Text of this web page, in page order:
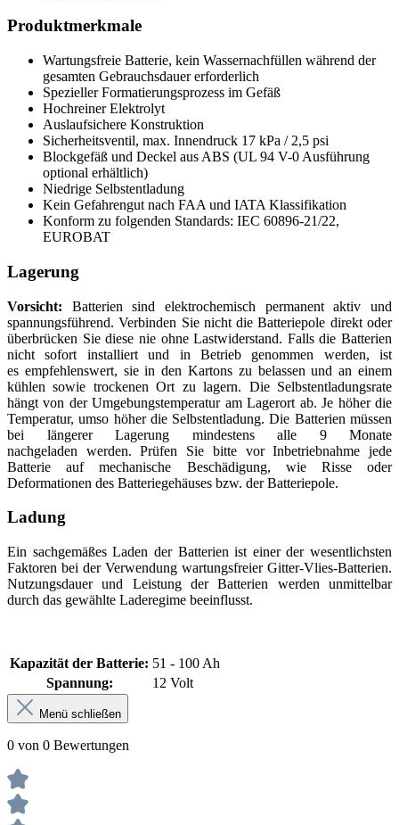
Produktmerkmale
Wartungsfreie Batterie, kein Wassernachfüllen während der
gesamten Gebrauchsdauer erforderlich
Spezieller Formatierungsprozess im Gefäß
Hochreiner Elektrolyt
Auslaufsichere Konstruktion
Sicherheitsventil, max. Innendruck 17 kPa / 2,5 psi
Blockgefäß und Deckel aus ABS (UL 94 V-0 Ausführung
optional erhältlich)
Niedrige Selbstentladung
Kein Gefahrengut nach FAA und IATA Klassifikation
Konform zu folgenden Standards: IEC 60896-21/22,
EUROBAT
Lagerung
Vorsicht: Batterien sind elektrochemisch permanent aktiv und
spannungsführend. Verbinden Sie nicht die Batteriepole direkt oder
überbrücken Sie diese nie ohne Lastwiderstand. Falls die Batterien
nicht sofort installiert und in Betrieb genommen werden, ist
es empfehlenswert, sie in den Kartons zu belassen und an einem
kühlen sowie trockenen Ort zu lagern. Die Selbstentladungsrate
hängt von der Umgebungstemperatur am Lagerort ab. Je höher die
Temperatur, umso höher die Selbstentladung. Die Batterien müssen
bei längerer Lagerung mindestens alle 9 Monate
nachgeladen werden. Prüfen Sie bitte vor Inbetriebnahme jede
Batterie auf mechanische Beschädigung, wie Risse oder
Deformationen des Batteriegehäuses bzw. der Batteriepole.
Ladung
Ein sachgemäßes Laden der Batterien ist einer der wesentlichsten
Faktoren bei der Verwendung wartungsfreier Gitter-Vlies-Batterien.
Nutzungsdauer und Leistung der Batterien werden unmittelbar
durch das gewählte Laderegime beeinflusst.
Kapazität der Batterie: 51 - 100 Ah
Spannung:
12 Volt
Menü schließen
0 von 0 Bewertungen